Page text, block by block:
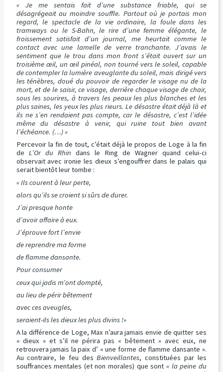
« Je me sentais fait d’une substance friable, qui se
désagrégeait au moindre souffle. Partout où je portais mon
regard, le spectacle de la vie ordinaire, la foule dans les
tramways ou le S-Bahn, le rire d’une femme élégante, le
froissement satisfait d’un journal, me heurtait comme le
contact avec une lamelle de verre tranchante. J’avais le
sentiment que le trou dans mon front s’était ouvert sur un
troisième œil, un œil pinéal, non tourné vers le soleil, capable
de contempler la lumière aveuglante du soleil, mais dirigé vers
les ténèbres, doué du pouvoir de regarder le visage nu de la
mort, et de le saisir, ce visage, derrière chaque visage de chair,
sous les sourires, à travers les peaux les plus blanches et les
plus saines, les yeux les plus rieurs. Le désastre était déjà là et
ils ne s’en rendaient pas compte, car le désastre, c’est l’idée
même du désastre à venir, qui ruine tout bien avant
l’échéance. (…) »
Percevoir la fin de tout, c’était déjà le propos de Loge à la fin
de L’Or du Rhin dans le Ring de Wagner quand celui-ci
observait avec ironie les dieux s’engouffrer dans le palais qui
serait bientôt leur tombe :
« Ils courent à leur perte,
alors qu’ils se croient si sûrs de durer.
J’ai presque honte
d’avoir affaire à eux.
J’éprouve fort l’envie
de reprendre ma forme
de flamme dansante.
Pour consumer
ceux qui jadis m’ont dompté,
au lieu de périr bêtement
avec ces aveugles,
seraient-ils les dieux les plus divins !»
A la différence de Loge, Max n’aura jamais envie de quitter ses
« dieux » et s’il ne périra pas « bêtement » avec eux, ne
retrouvera jamais la paix d’ « une forme de flamme dansante ».
Au contraire, le feu desBienveillantes, constituées par les
souffrances mentales (et non morales) que sont « la peine du